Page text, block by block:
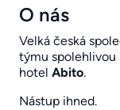
O nás
Velká česká
týmu spolehlivou
hotel Abito.
Nástup ihned.